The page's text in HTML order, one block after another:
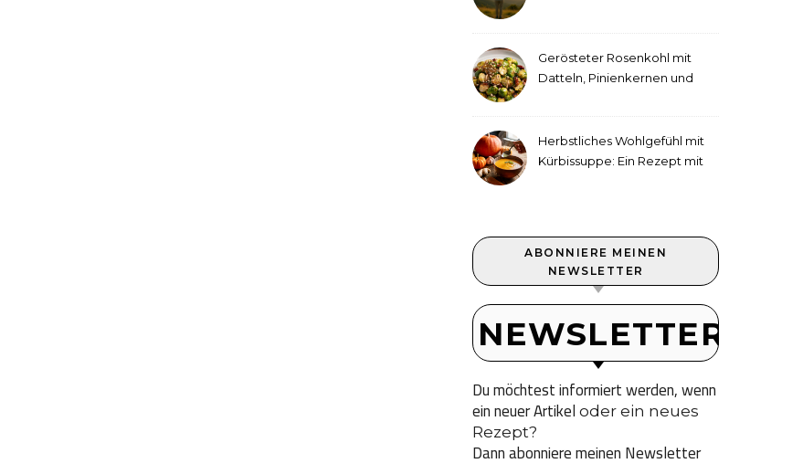
Gerösteter Rosenkohl mit
Datteln, Pinienkernen und
Herbstliches Wohlgefühl mit
Kürbissuppe: Ein Rezept mit
ABONNIERE MEINEN
NEWSLETTER
NEWSLETTER
Du möchtest informiert werden, wenn
ein neuer Artikel oder ein neues
Rezept?
Dann abonniere meinen Newsletter